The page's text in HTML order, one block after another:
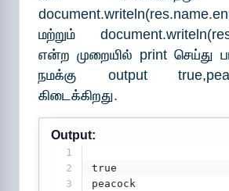
மற்றும்
என்ற முறையில் print செய்து
நமக்கு output
கிடைக்கிறது.
Output:
1
2
true
3
peacock